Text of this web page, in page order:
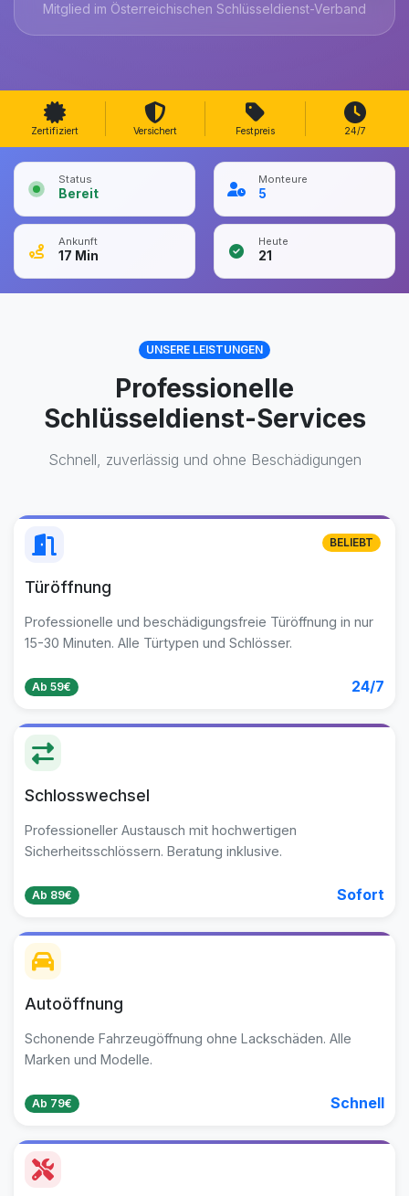
Mitglied im Österreichischen Schlüsseldienst-Verband
Zertifiziert Versichert Festpreis 24/7
Status
Bereit
Monteure
5
Ankunft
17 Min
Heute
21
UNSERE LEISTUNGEN
Professionelle
Schlüsseldienst-Services
Schnell, zuverlässig und ohne Beschädigungen
Türöffnung
Professionelle und beschädigungsfreie Türöffnung in nur
15-30 Minuten. Alle Türtypen und Schlösser.
Ab 59€ 24/7
BELIEBT
Schlosswechsel
Professioneller Austausch mit hochwertigen
Sicherheitsschlössern. Beratung inklusive.
Ab 89€ Sofort
Autoöffnung
Schonende Fahrzeugöffnung ohne Lackschäden. Alle
Marken und Modelle.
Ab 79€ Schnell